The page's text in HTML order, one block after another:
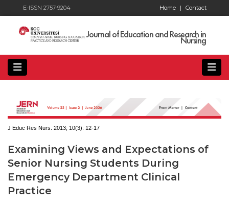
E-ISSN 2757-9204 Contact
Home |
Journal of Education and Research in
Nursing
J Educ Res Nurs. 2013; 10(3): 12-17
Examining Views and Expectations of
Senior Nursing Students During
Emergency Department Clinical
Practice